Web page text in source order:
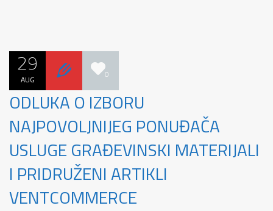
29
AUG 0
ODLUKA O IZBORU
NAJPOVOLJNIJEG PONUĐAČA
USLUGE GRAĐEVINSKI MATERIJALI
I PRIDRUŽENI ARTIKLI
VENTCOMMERCE